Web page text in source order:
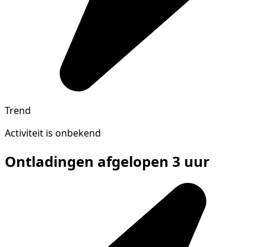
Trend
Activiteit is onbekend
Ontladingen afgelopen 3 uur